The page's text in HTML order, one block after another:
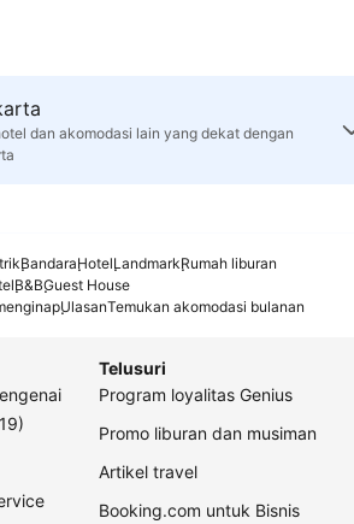
dan akomodasi lain yang dekat dengan
BandaraHotelLandmarkRumah liburan
B&BGuest House
UlasanTemukan akomodasi bulanan
Telusuri
Program loyalitas Genius
Promo liburan dan musiman
Artikel travel
Booking.com untuk Bisnis